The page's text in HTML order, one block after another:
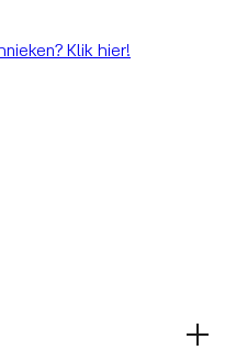
Klik hier!